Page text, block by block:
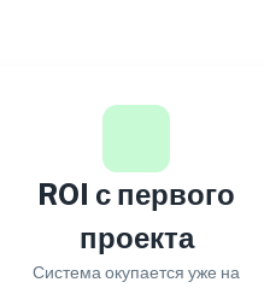
ROI с первого
проекта
Система окупается уже на